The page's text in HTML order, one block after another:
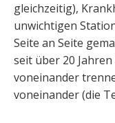
gleichzeitig),
unwichtigen
Seite an Seite
seit über 20
voneinander
voneinander (die